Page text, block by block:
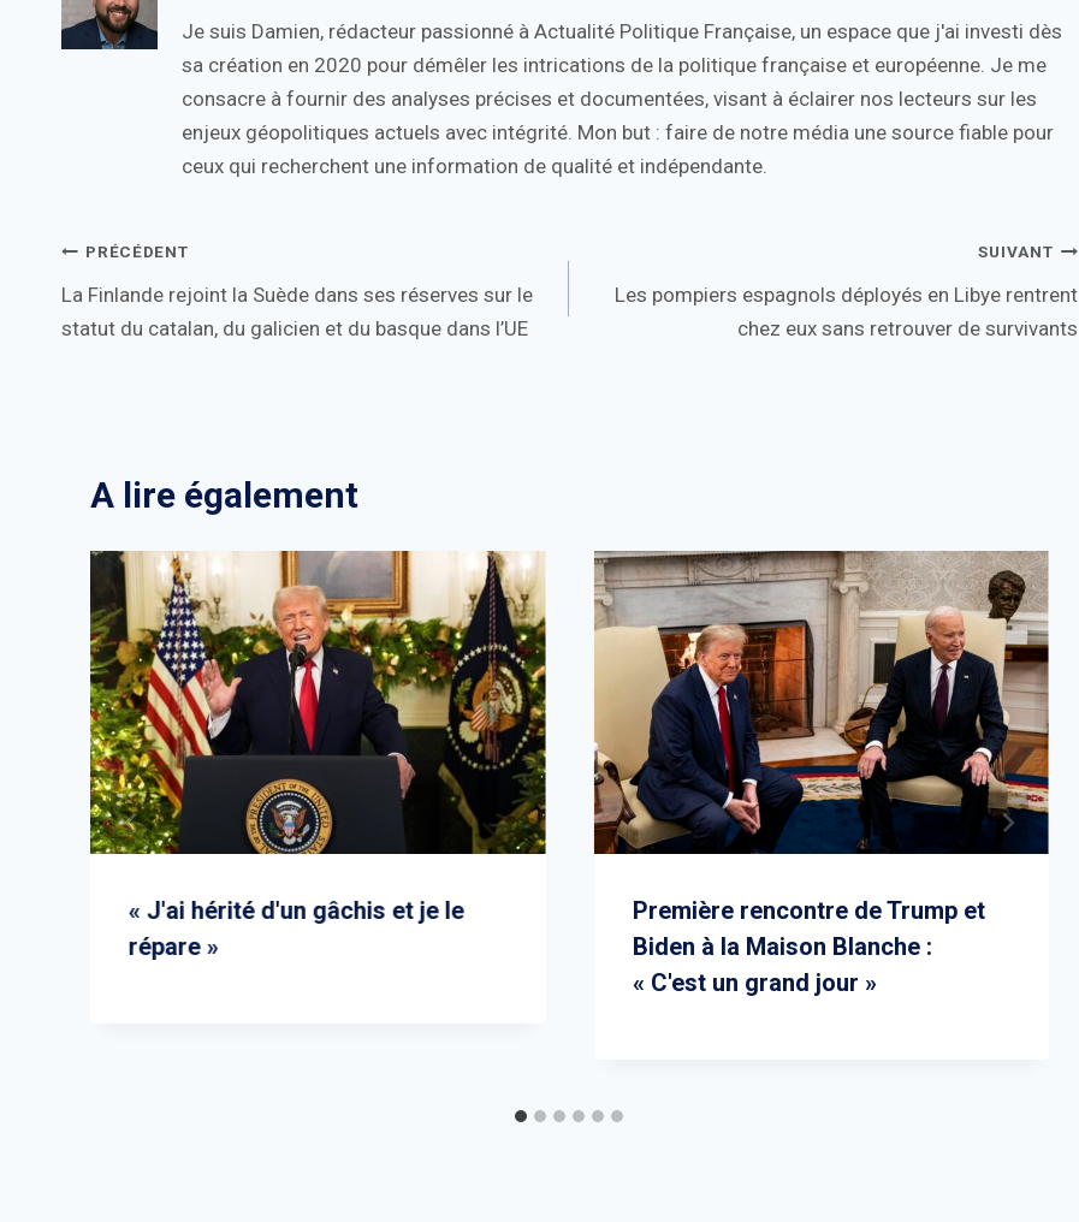
Je suis Damien, rédacteur passionné à Actualité Politique Française, un espace que j'ai investi dès
sa création en 2020 pour démêler les intrications de la politique française et européenne. Je me
consacre à fournir des analyses précises et documentées, visant à éclairer nos lecteurs sur les
enjeux géopolitiques actuels avec intégrité. Mon but : faire de notre média une source fiable pour
ceux qui recherchent une information de qualité et indépendante.
Navigation
de
PRÉCÉDENT
La Finlande rejoint la Suède dans ses réserves sur le
statut du catalan, du galicien et du basque dans l’UE
SUIVANT
Les pompiers espagnols déployés en Libye rentrent
chez eux sans retrouver de survivants
A lire également
« J'ai hérité d'un gâchis et je le
répare »
Première rencontre de Trump et
Biden à la Maison Blanche :
« C'est un grand jour »